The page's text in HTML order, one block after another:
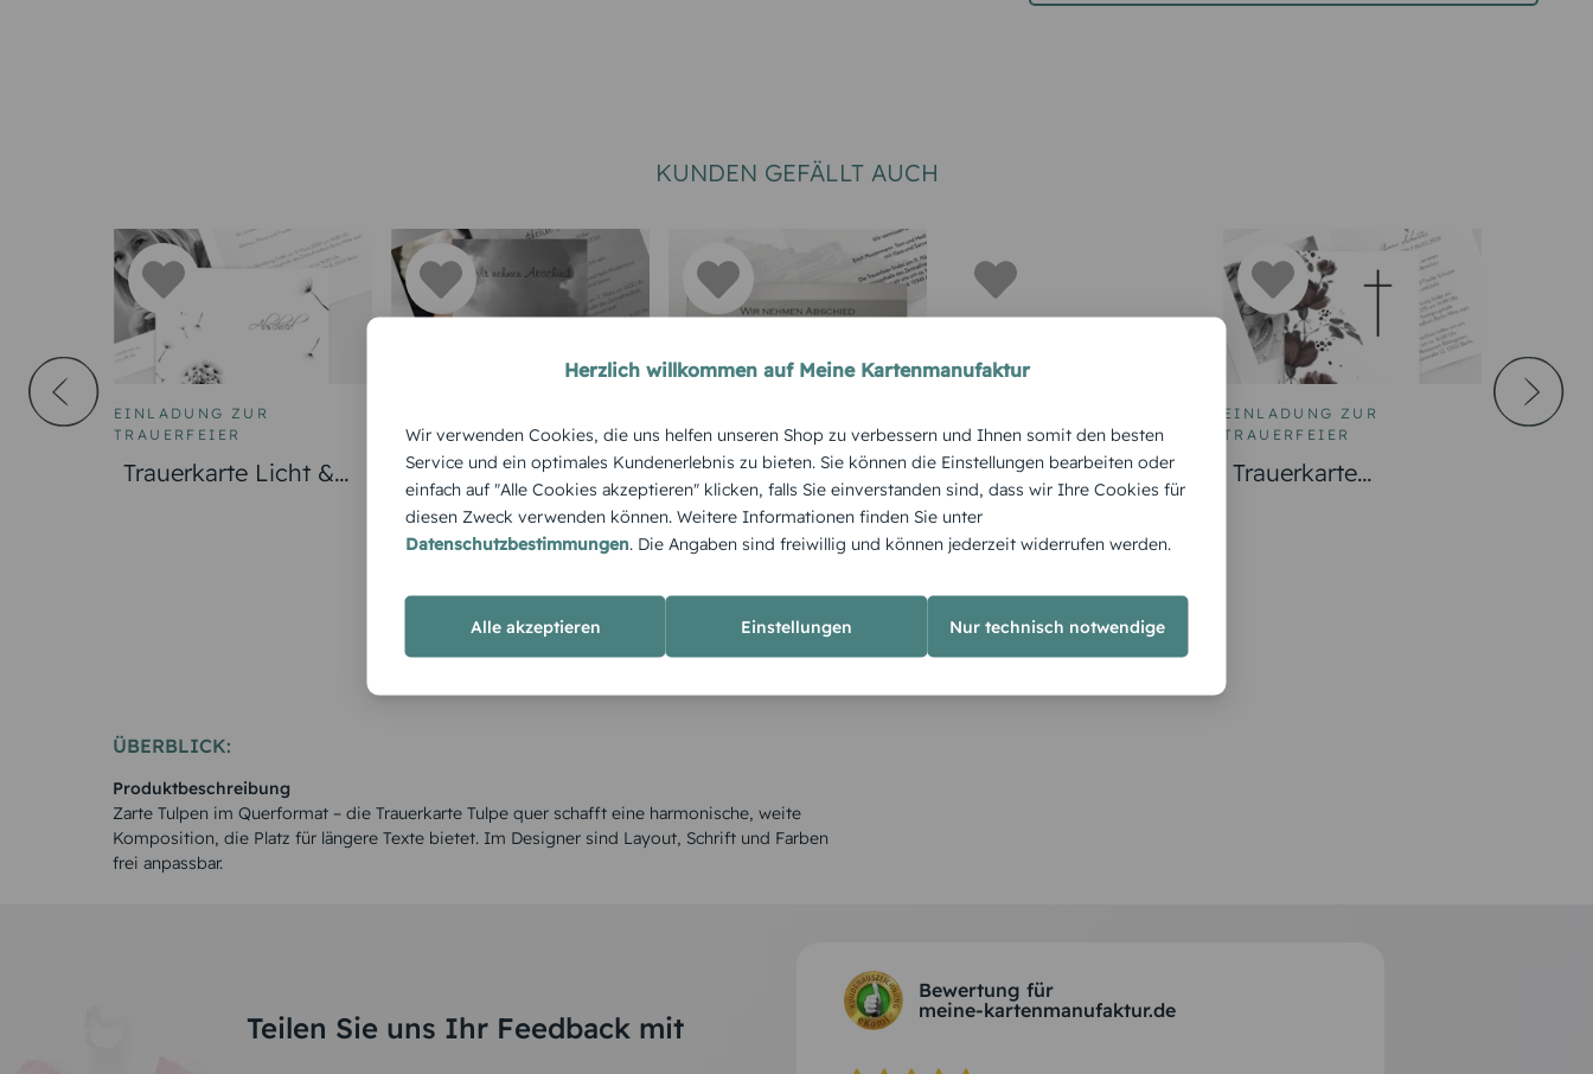
KUNDEN GEFÄLLT AUCH
EINLADUNG ZUR
TRAUERFEIER
Trauerkarte Licht &
TRAUERFEIER
Trauerkarte Himmel
hoch
TRAUERFEIER
Trauerkarte Steg quer
TRAUERFEIER
Trauerkarte Letztes
Foto zum Erinnern
EINLADUNG ZUR
TRAUERFEIER
Trauerkarte
ÜBERBLICK:
Produktbeschreibung
Zarte Tulpen im Querformat – die Trauerkarte Tulpe quer schafft eine harmonische, weite
Komposition, die Platz für längere Texte bietet. Im Designer sind Layout, Schrift und Farben
frei anpassbar.
Teilen Sie uns Ihr Feedback mit
Bewertung für
meine-kartenmanufaktur.de
Herzlich willkommen auf Meine Kartenmanufaktur
Wir verwenden Cookies, die uns helfen unseren Shop zu verbessern und Ihnen somit den besten
Service und ein optimales Kundenerlebnis zu bieten. Sie können die Einstellungen bearbeiten oder
einfach auf "Alle Cookies akzeptieren" klicken, falls Sie einverstanden sind, dass wir Ihre Cookies für
diesen Zweck verwenden können. Weitere Informationen finden Sie unter
Datenschutzbestimmungen. Die Angaben sind freiwillig und können jederzeit widerrufen werden.
Alle akzeptieren Einstellungen Nur technisch notwendige